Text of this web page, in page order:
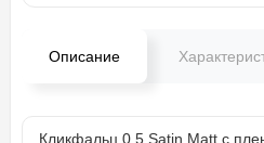
Описание
Кликфальц 0,5 Satin Мatt с